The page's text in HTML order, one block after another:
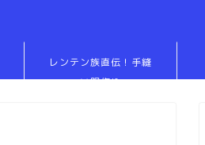
レンテン族直伝！手縫
い服作り